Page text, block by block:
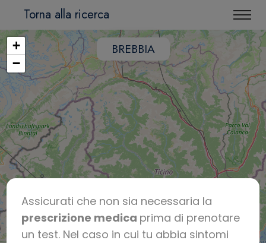
Assicurati che non sia necessaria la
prescrizione medica prima di prenotare
un test. Nel caso in cui tu abbia sintomi
Torna alla ricerca
BREBBIA
+
−